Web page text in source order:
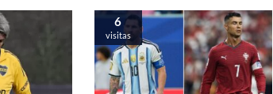
6
visitas